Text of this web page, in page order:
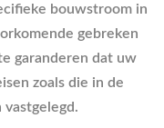
bouwstroom in
gebreken
garanderen dat uw
zoals die in de
vastgelegd.